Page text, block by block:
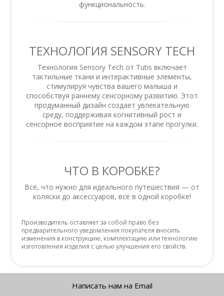
функциональность.
ТЕХНОЛОГИЯ SENSORY TECH
Технология Sensory Tech от Tutis включает
тактильные ткани и интерактивные элементы,
стимулируя чувства вашего малыша и
способствуя раннему сенсорному развитию. Этот
продуманный дизайн создает увлекательную
среду, поддерживая когнитивный рост и
сенсорное восприятие на каждом этапе прогулки.
ЧТО В КОРОБКЕ?
Всё, что нужно для идеального путешествия — от
коляски до аксессуаров, всё в одной коробке!
Производитель оставляет за собой право без
предварительного уведомления покупателя вносить
изменения в конструкцию, комплектацию или технологию
изготовления изделия с целью улучшения его свойств.
Написать нам на Email